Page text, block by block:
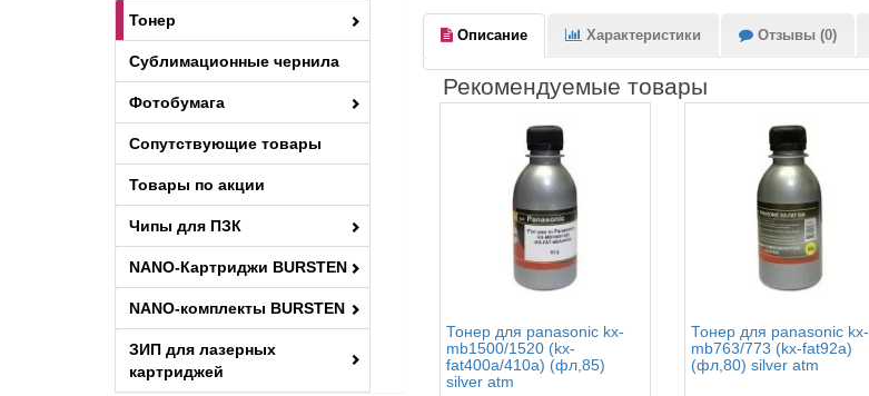
Тонер
Сублимационные чернила
Фотобумага
Сопутствующие товары
Товары по акции
Чипы для ПЗК
NANO-Картриджи BURSTEN
NANO-комплекты BURSTEN
ЗИП для лазерных
картриджей
Описание Характеристики Отзывы (0)
Рекомендуемые товары
Тонер для panasonic kx-
mb1500/1520 (kx-
fat400a/410a) (фл,85)
silver atm
Тонер для panasonic kx-
mb763/773 (kx-fat92a)
(фл,80) silver atm